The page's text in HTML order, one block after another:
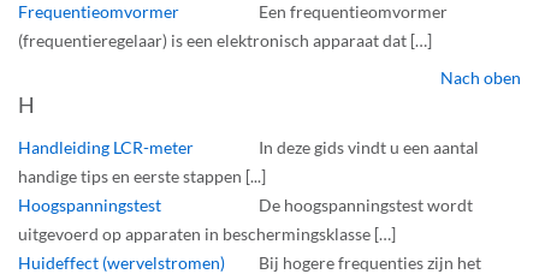
Frequentieomvormer
Een frequentieomvormer
(frequentieregelaar) is een elektronisch apparaat dat […]
Nach oben
H
Handleiding LCR-meter
In deze gids vindt u een aantal
handige tips en eerste stappen [...]
Hoogspanningstest
De hoogspanningstest wordt
uitgevoerd op apparaten in beschermingsklasse […]
Huideffect (wervelstromen)
Bij hogere frequenties zijn het